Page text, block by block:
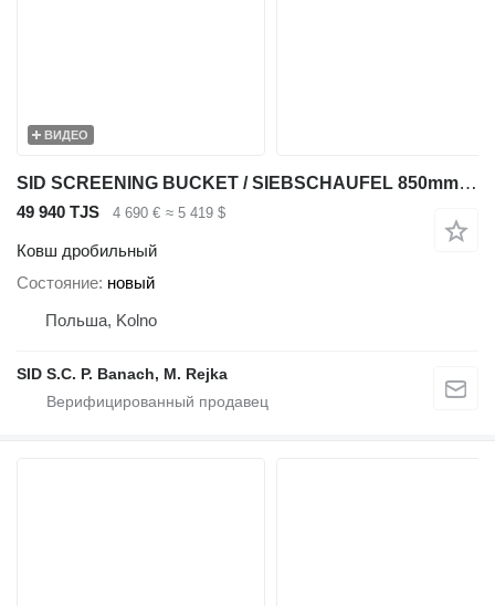
ВИДЕО
SID SCREENING BUCKET / SIEBSCHAUFEL 850mm 0,13 m (LP-3)
49 940 TJS 4 690 € ≈ 5 419 $
Ковш дробильный
Состояние новый
Польша, Kolno
SID S.C. P. Banach, M. Rejka